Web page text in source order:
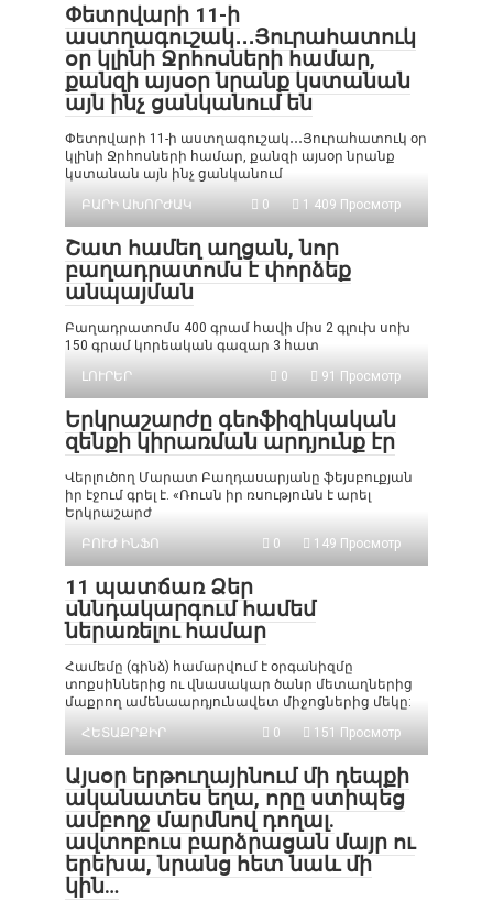
Փետրվարի 11-ի
աստղագուշակ․․․Յուրահատուկ
օր կլինի Ջրհոսների համար,
քանզի այսօր նրանք կստանան
այն ինչ ցանկանում են
Փետրվարի 11-ի աստղագուշակ․․․Յուրահատուկ օր
կլինի Ջրհոսների համար, քանզի այսօր նրանք
կստանան այն ինչ ցանկանում
ԲԱՐԻ ԱԽՈՐԺԱԿ
0 1 409 Просмотр
Շատ համեղ աղցան, նոր
բաղադրատոմս է փորձեք
անպայման
Բաղադրատոմս 400 գրամ հավի միս 2 գլուխ սոխ
150 գրամ կորեական գազար 3 հատ
ԼՈՒՐԵՐ
0 91 Просмотр
Երկրաշարժը գեոֆիզիկական
զենքի կիրառման արդյունք էր
Վերլուծող Մարատ Բաղդասարյանը ֆեյսբուքյան
իր էջում գրել է. «Ռուսն իր ռսությունն է արել
Երկրաշարժ
ԲՈՒԺ ԻՆՖՈ
0 149 Просмотр
11 պատճառ Ձեր
սննդակարգում համեմ
ներառելու համար
Համեմը (գինձ) համարվում է օրգանիզմը
տոքսիններից ու վնասակար ծանր մետաղներից
մաքրող ամենաարդյունավետ միջոցներից մեկը:
ՀԵՏԱՔՐՔԻՐ
0 151 Просмотр
Այսօր երթուղայինում մի դեպքի
ականատես եղա, որը ստիպեց
ամբողջ մարմնով դողալ.
ավտոբուս բարձրացան մայր ու
երեխա, նրանց հետ նաև մի
կին…